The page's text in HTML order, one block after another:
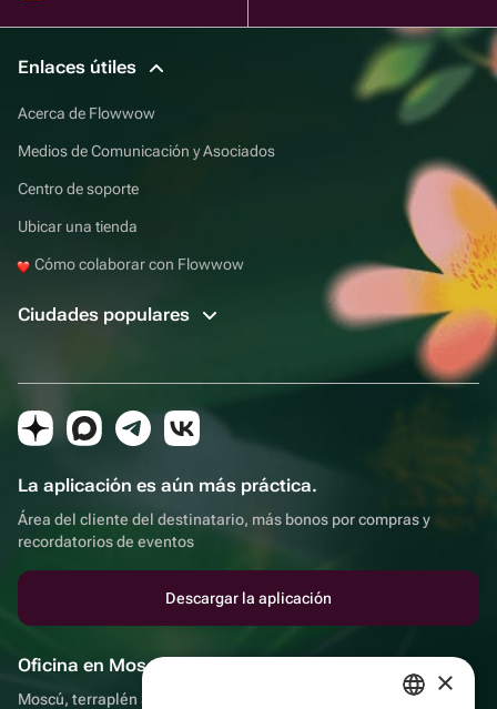
Enlaces útiles
Acerca de Flowwow
Medios de Comunicación y Asociados
Centro de soporte
Ubicar una tienda
Cómo colaborar con Flowwow
Ciudades populares
La aplicación es aún más práctica.
Área del cliente del destinatario, más bonos por compras y
recordatorios de eventos
Descargar la aplicación
Oficina en Moscú
Moscú, terraplén Sadovnicheskaya, 9, sala 2/3 ×